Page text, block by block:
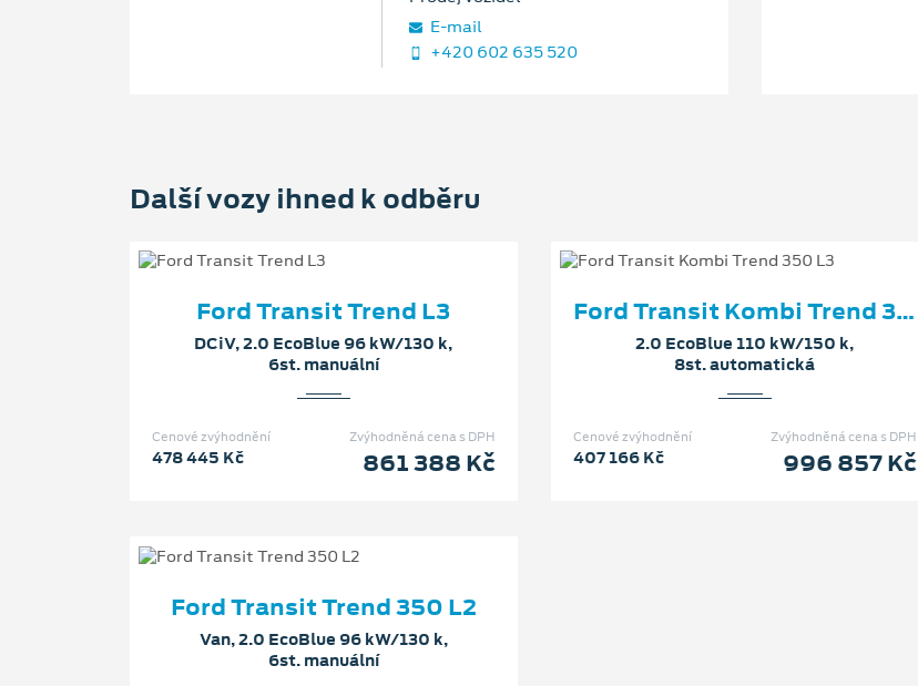
E‑mail
+420 602 635 520
Další vozy ihned k odběru
Ford Transit Trend L3
DCiV, 2.0 EcoBlue 96 kW/130 k,
6st. manuální
Zvýhodněná cena s DPH
861 388 Kč
Cenové zvýhodnění
478 445 Kč
Ford Transit Kombi Trend 350 L3
2.0 EcoBlue 110 kW/150 k,
8st. automatická
Zvýhodněná cena s DPH
996 857 Kč
Cenové zvýhodnění
407 166 Kč
Ford Transit Trend 350 L2
Van, 2.0 EcoBlue 96 kW/130 k,
6st. manuální